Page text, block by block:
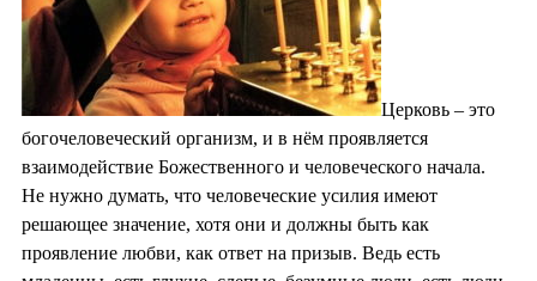
Церковь ‒ это
богочеловеческий организм, и в нём проявляется
взаимодействие Божественного и человеческого начала.
Не нужно думать, что человеческие усилия имеют
решающее значение, хотя они и должны быть как
проявление любви, как ответ на призыв. Ведь есть